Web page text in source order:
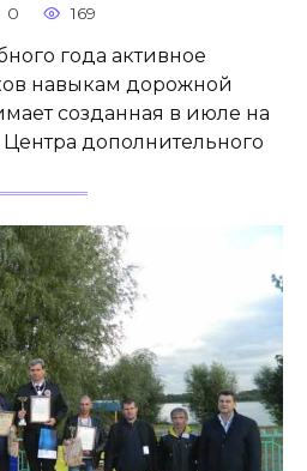
0 169
года активное
навыкам дорожной
созданная в июле на
дополнительного